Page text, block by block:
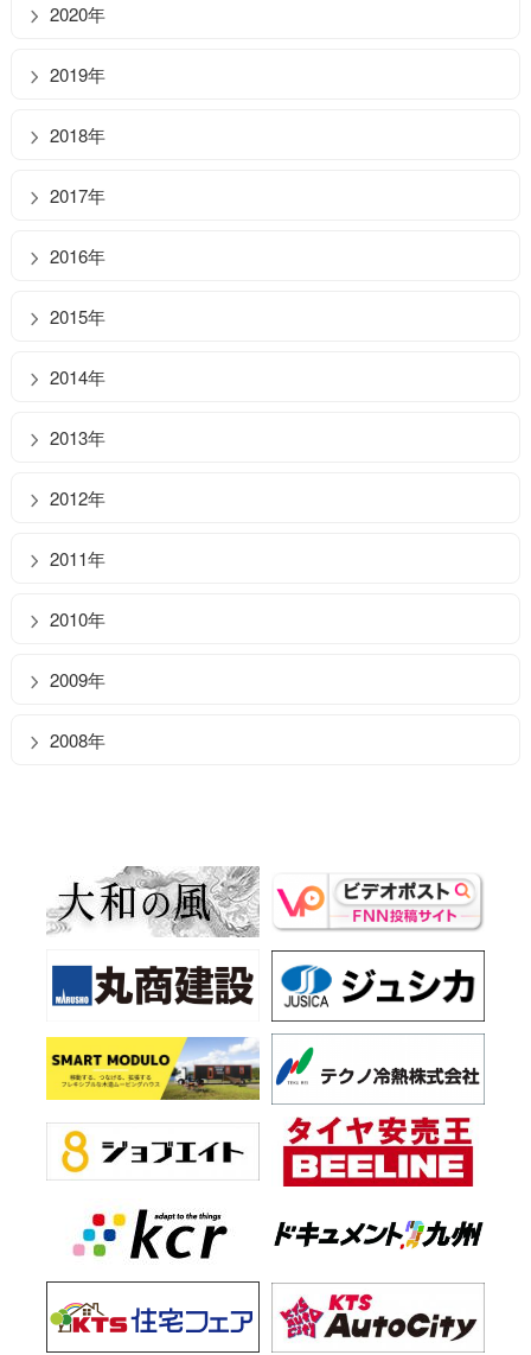
2020年
2019年
2018年
2017年
2016年
2015年
2014年
2013年
2012年
2011年
2010年
2009年
2008年